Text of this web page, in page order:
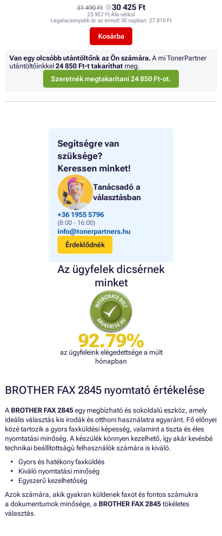
Segítségre van
szüksége?
Keressen minket!
Tanácsadó a
választásban
+36 1955 5796
(8:00 - 16:00)
info@tonerpartners.hu
Érdeklődnék
Az ügyfelek dicsérnek
minket
92.79%
az ügyfeleink elégedettsége a múlt
hónapban
31 490 Ft 30 425 Ft
23 957 Ft Áfa nélkül
Legalacsonyabb ár az elmúlt 30 napban: 27 810 Ft
Kosárba
Van egy olcsóbb utántöltőnk az Ön számára.A mi TonerPartner
utántöltőinkkel24 850 Ft-t takaríthat meg.
Szeretnék megtakarítani 24 850 Ft-ot.
BROTHER FAX 2845 nyomtató értékelése
A BROTHER FAX 2845egy megbízható és sokoldalú eszköz, amely
ideális választás kis irodák és otthoni használatra egyaránt. Fő előnyei
közé tartozik a gyors faxküldési képesség, valamint a tiszta és éles
nyomtatási minőség. A készülék könnyen kezelhető, így akár kevésbé
technikai beállítottságú felhasználók számára is kiváló.
Gyors és hatékony faxküldés
Kiváló nyomtatási minőség
Egyszerű kezelhetőség
Azok számára, akik gyakran küldenek faxot és fontos számukra
a dokumentumok minősége, a BROTHER FAX 2845tökéletes
választás.